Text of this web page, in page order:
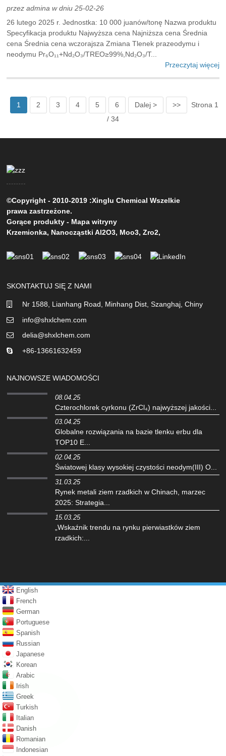
przez admina w dniu 25-02-26
26 lutego 2025 r. Jednostka: 10 000 juanów/tonę Nazwa produktu
Specyfikacja produktu Najwyższa cena Najniższa cena Średnia
cena Średnia cena wczorajsza Zmiana Tlenek prazeodymu i
neodymu Pr₆O₁₁+Nd₂O₃/TREO≥99%,Nd₂O₃/T...
Przeczytaj więcej
1 2 3 4 5 6 Dalej > >>
Strona 1
/ 34
©Copyright - 2010-2019 :Xinglu Chemical Wszelkie
prawa zastrzeżone.
Gorące produkty - Mapa witryny
Krzemionka, Nanocząstki Al2O3, Moo3,Zro2,
SKONTAKTUJ SIĘ Z NAMI
Nr 1588, Lianhang Road, Minhang Dist, Szanghaj, Chiny
info@shxlchem.com
delia@shxlchem.com
+86-13661632459
NAJNOWSZE WIADOMOŚCI
08.04.25
Czterochlorek cyrkonu (ZrCl₄) najwyższej jakości...
03.04.25
Globalne rozwiązania na bazie tlenku erbu dla
TOP10 E...
02.04.25
‌Światowej klasy wysokiej czystości neodym(III) O...
31.03.25
Rynek metali ziem rzadkich w Chinach, marzec
2025: Strategia...
15.03.25
„Wskaźnik trendu na rynku pierwiastków ziem
rzadkich:...
English
French
German
Portuguese
Spanish
Russian
Japanese
Korean
Arabic
Irish
Greek
Turkish
Italian
Danish
Romanian
Indonesian